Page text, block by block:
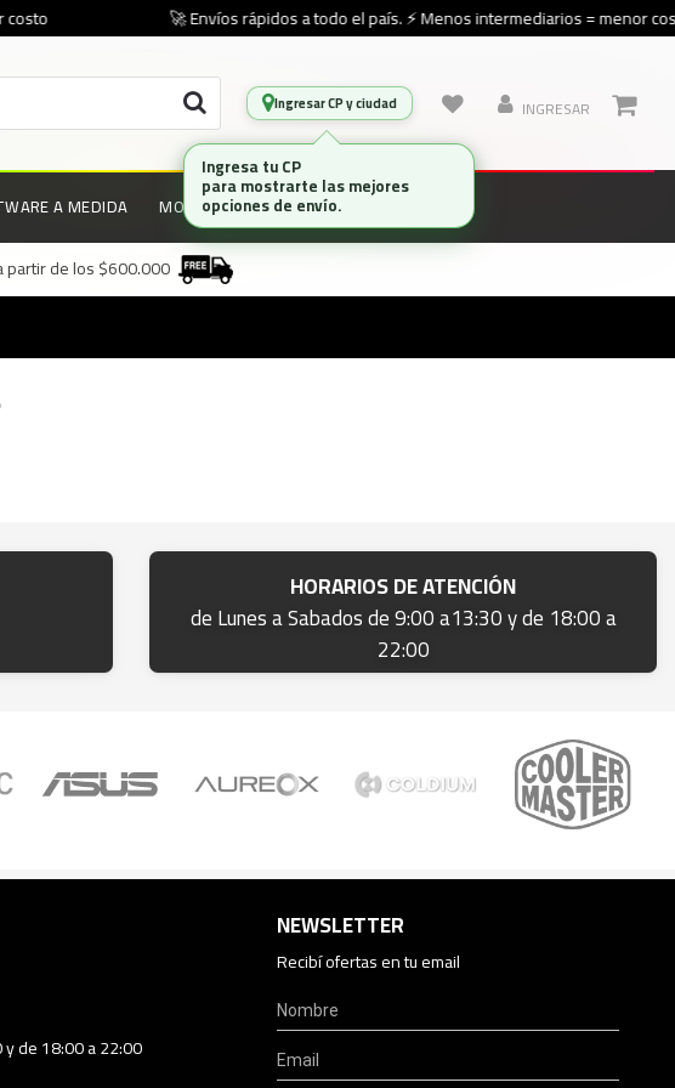
🚀 Envíos rápidos a todo el país. ⚡ Menos intermediarios = menor
Ingresar CP y ciudad INGRESAR
A MEDIDA MONITORES MARCAS
partir de los $600.000
HORARIOS DE ATENCIÓN
de Lunes a Sabados de 9:00 a13:30 y de 18:00 a
22:00
de 18:00 a 22:00
NEWSLETTER
Recibí ofertas en tu email
Ingresa tu CP
para mostrarte las mejores
opciones de envío.